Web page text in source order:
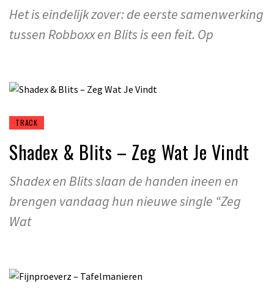
Het is eindelijk zover: de eerste samenwerking
tussen Robboxx en Blits is een feit. Op
TRACK
Shadex & Blits – Zeg Wat Je Vindt
Shadex en Blits slaan de handen ineen en
brengen vandaag hun nieuwe single “Zeg
Wat